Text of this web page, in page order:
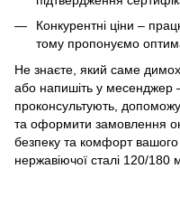
Конкурентні ціни –
тому пропонуємо
Не знаєте, який саме
або напишіть у месенджер
проконсультують,
та оформити замовлення
безпеку та комфорт
нержавіючої сталі 120/180